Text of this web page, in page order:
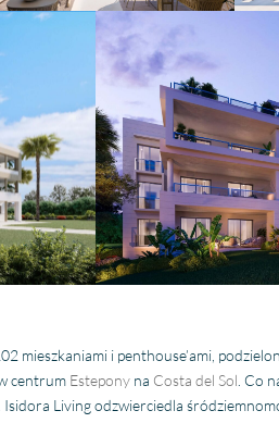
mieszkaniami i penthouse’ami,
centrum Estepony na Costa del Sol . Co
Living odzwierciedla